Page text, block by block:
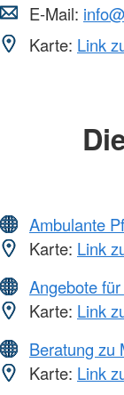
E-Mail:
Karte: Link
Ambulante
Karte: Link
Angebote
Karte: Link
Beratung zu
Karte: Link